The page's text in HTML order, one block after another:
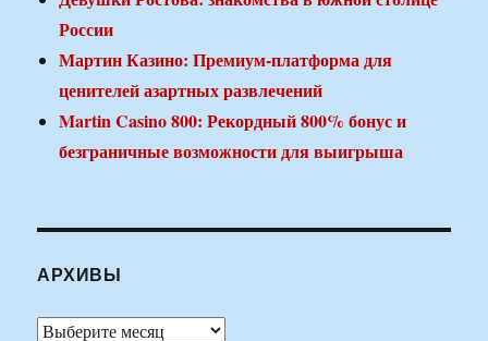
России
Мартин Казино: Премиум-платформа для
ценителей азартных развлечений
Martin Casino 800: Рекордный 800% бонус и
безграничные возможности для выигрыша
АРХИВЫ
Архивы